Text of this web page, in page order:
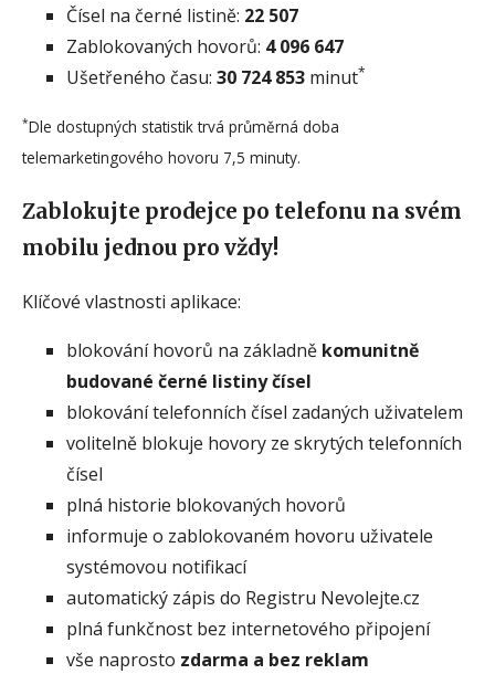
Čísel na černé listině: 22 507
Zablokovaných hovorů: 4 096 647
Ušetřeného času: 30 724 853 minut*
*Dle dostupných statistik trvá průměrná doba
telemarketingového hovoru 7,5 minuty.
Zablokujte prodejce po telefonu na svém
mobilu jednou pro vždy!
Klíčové vlastnosti aplikace:
blokování hovorů na základně komunitně
budované černé listiny čísel
blokování telefonních čísel zadaných uživatelem
volitelně blokuje hovory ze skrytých telefonních
čísel
plná historie blokovaných hovorů
informuje o zablokovaném hovoru uživatele
systémovou notifikací
automatický zápis do Registru Nevolejte.cz
plná funkčnost bez internetového připojení
vše naprosto zdarma a bez reklam